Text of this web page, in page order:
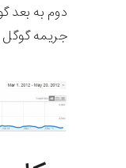
دوم به بعد
جریمه گوگل